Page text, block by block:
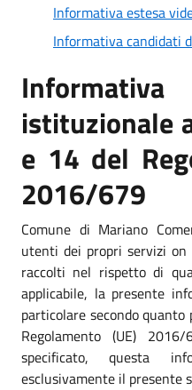
Informativa estesa
Informativa candidati
istituzionale
e 14 del
2016/679
Comune di Mariano
utenti dei propri servizi
raccolti nel rispetto di
applicabile, la presente
particolare secondo
Regolamento (UE)
specificato, questa
esclusivamente il presente